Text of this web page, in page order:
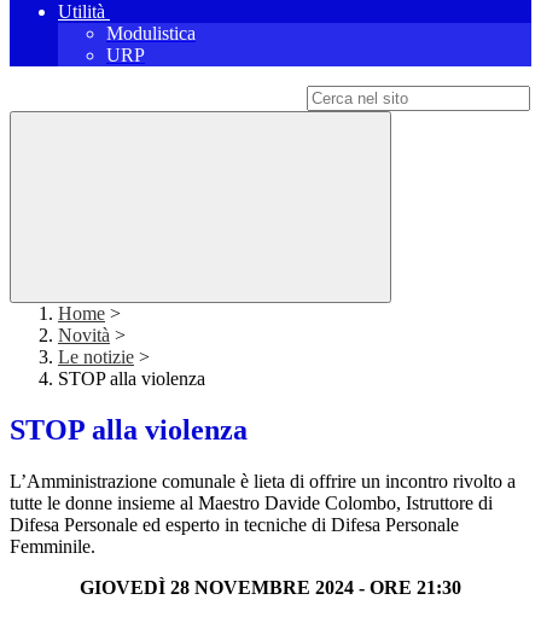
Utilità
Modulistica
URP
Home >
Novità >
Le notizie >
STOP alla violenza
STOP alla violenza
L’Amministrazione comunale è lieta di offrire un incontro rivolto a
tutte le donne insieme al Maestro Davide Colombo, Istruttore di
Difesa Personale ed esperto in tecniche di Difesa Personale
Femminile.
GIOVEDÌ 28 NOVEMBRE 2024 - ORE 21:30